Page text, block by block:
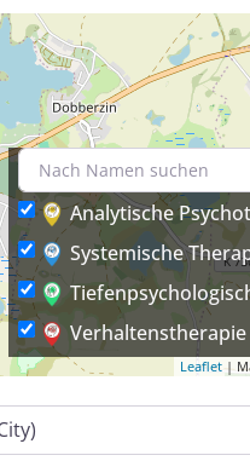
Leaflet|
Analytische
Systemische
Verhaltenstherapie